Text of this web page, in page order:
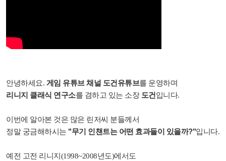
안녕하세요. 게임 유튜브 채널 도건유튜브를 운영하며
리니지 클래식 연구소를 겸하고 있는 소장 도건입니다.
이번에 알아본 것은 많은 린저씨 분들께서
정말 궁금해하시는 "무기 인챈트는 어떤 효과들이 있을까?"입니다.
예전 고전 리니지(1998~2008년도)에서도